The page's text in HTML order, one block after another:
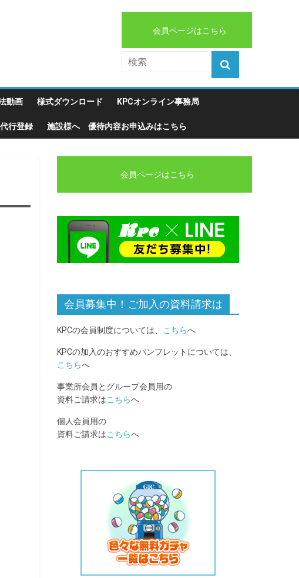
会員ページはこちら
動画 様式ダウンロード KPCオンライン事務局
行登録 施設様へ 優待内容お申込みはこちら
会員ページはこちら
会員募集中！ご加入の資料請求は
KPCの会員制度については、 こちらへ
KPCの加入のおすすめパンフレットについては、
こちらへ
事業所会員とグループ会員用の
資料ご請求はこちらへ
個人会員用の
資料ご請求はこちらへ